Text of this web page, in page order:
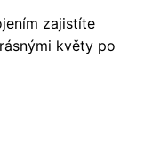
zajistíte
květy po